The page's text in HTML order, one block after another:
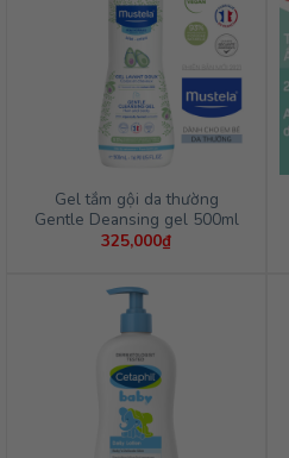
Gel tắm gội da thường
Gentle Deansing gel 500ml
325,000₫